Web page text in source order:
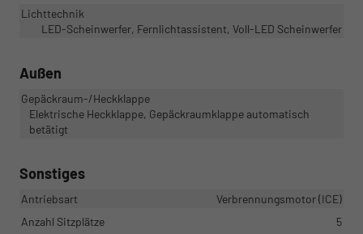
Lichttechnik
LED-Scheinwerfer, Fernlichtassistent, Voll-LED Scheinwerfer
Außen
Gepäckraum-/Heckklappe
Elektrische Heckklappe, Gepäckraumklappe automatisch
betätigt
Sonstiges
Antriebsart
Verbrennungsmotor (ICE)
Anzahl Sitzplätze
5